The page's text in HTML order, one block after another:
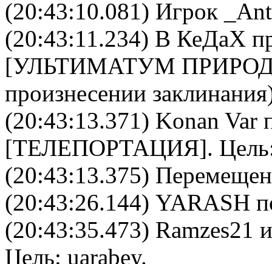
(20:43:10.081) Игрок
(20:43:11.234) В КеДаХ
[УЛЬТИМАТУМ
произнесении
(20:43:13.371) Konan Var
[ТЕЛЕПОРТАЦИЯ].
(20:43:13.375)
(20:43:26.144) YARASH
(20:43:35.473) Ramzes21
Цель: uarabey.